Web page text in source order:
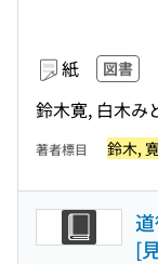
紙 図書
鈴木寛, 白木み
著者標目 鈴木,
[